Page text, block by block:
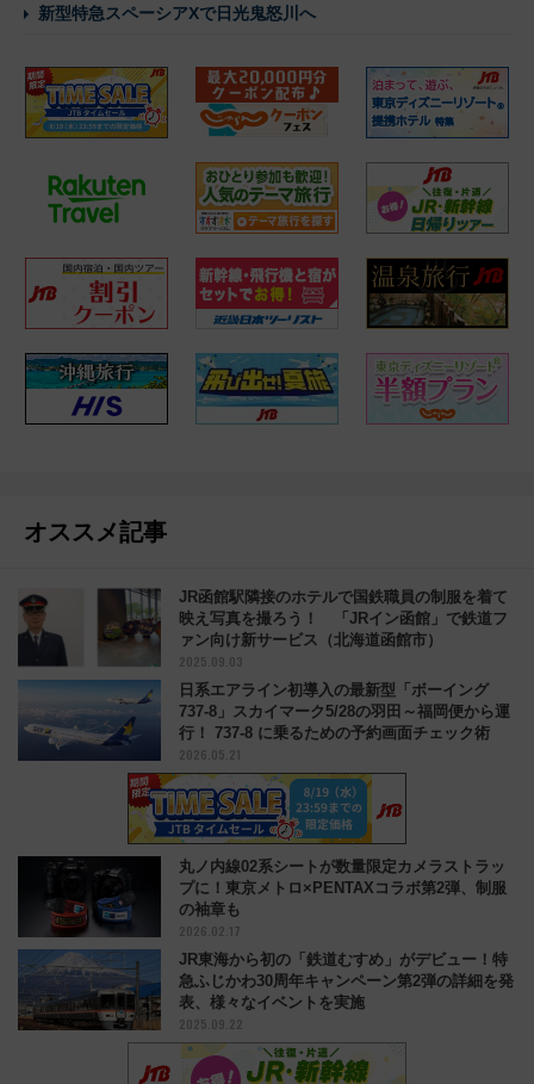
新型特急スペーシアXで日光鬼怒川へ
オススメ記事
JR函館駅隣接のホテルで国鉄職員の制服を着て
映え写真を撮ろう！ 「JRイン函館」で鉄道フ
ァン向け新サービス（北海道函館市）
2025.09.03
日系エアライン初導入の最新型「ボーイング
737-8」スカイマーク5/28の羽田～福岡便から運
行！ 737-8 に乗るための予約画面チェック術
2026.05.21
丸ノ内線02系シートが数量限定カメラストラッ
プに！東京メトロ×PENTAXコラボ第2弾、制服
の袖章も
2026.02.17
JR東海から初の「鉄道むすめ」がデビュー！特
急ふじかわ30周年キャンペーン第2弾の詳細を発
表、様々なイベントを実施
2025.09.22